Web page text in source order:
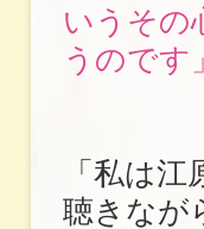
いうその
うのです」
「私は
聴きなが